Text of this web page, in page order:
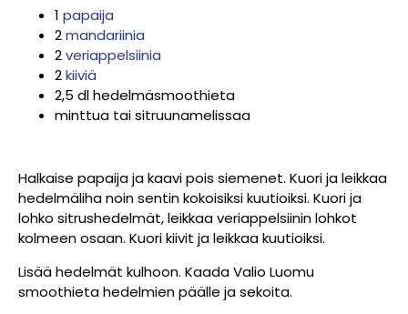
1 papaija
2mandariinia
2veriappelsiinia
2kiiviä
2,5 dl hedelmäsmoothieta
minttua tai sitruunamelissaa
Halkaise papaija ja kaavi pois siemenet. Kuori ja leikkaa
hedelmäliha noin sentin kokoisiksi kuutioiksi. Kuori ja
lohko sitrushedelmät, leikkaa veriappelsiinin lohkot
kolmeen osaan. Kuori kiivit ja leikkaa kuutioiksi.
Lisää hedelmät kulhoon. Kaada Valio Luomu
smoothieta hedelmien päälle ja sekoita.